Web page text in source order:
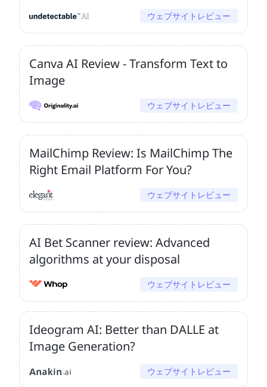
ウェブサイトレビュー
Canva AI Review - Transform Text to
Image
ウェブサイトレビュー
MailChimp Review: Is MailChimp The
Right Email Platform For You?
ウェブサイトレビュー
AI Bet Scanner review: Advanced
algorithms at your disposal
ウェブサイトレビュー
Ideogram AI: Better than DALLE at
Image Generation?
ウェブサイトレビュー